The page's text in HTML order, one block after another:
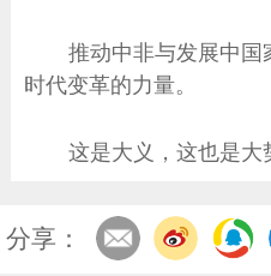
推动中非与发展中国
时代变革的力量。
这是大义，这也是大
分享：